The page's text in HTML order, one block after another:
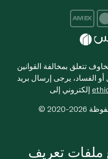
تتعلق بمخالفة القوانين
أو الفساد، يرجى إرسال بريد
ملفات تعريف